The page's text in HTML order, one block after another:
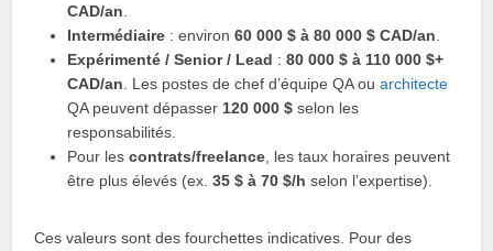
CAD/an
Intermédiaire : environ60 000 $ à 80 000 $ CAD/an
Expérimenté / Senior / Lead :80 000 $ à 110 000 $+
CAD/an . Les postes de chef d’équipe QA ouarchitecte
QA peuvent dépasser 120 000 $ selon les
responsabilités.
Pour lescontrats/freelance , les taux horaires peuvent
être plus élevés (ex.35 $ à 70 $/h selon l’expertise).
Ces valeurs sont des fourchettes indicatives. Pour des